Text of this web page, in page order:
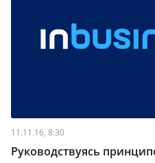
11.11.16, 8:30
Руководствуясь